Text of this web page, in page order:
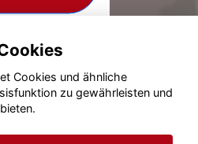
GmbH 2020 - 2026
Cookies und ähnliche
zu gewährleisten und